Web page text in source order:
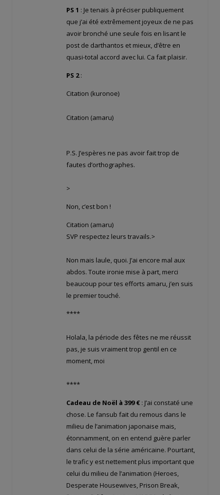
PS 1 : Je tenais à préciser publiquement
que j’ai été extrêmement joyeux de ne pas
avoir bronché une seule fois en lisant le
post de darthantos et mieux, d’être en
quasi-total accord avec lui. Ca fait plaisir.
PS 2:
Citation (kuronoe)
Citation (amaru)
P.S. J’espères ne pas avoir fait trop de
fautes d’orthographes.
>
Non, c’est bon !
Citation (amaru)
SVP respectez leurs travails.>
Non mais laule, quoi. J’ai encore mal aux
abdos. Toute ironie mise à part, merci
beaucoup pour tes efforts amaru, j’en suis
le premier touché.
****
Holala, la période des fêtes ne me réussit
pas, je suis vraiment trop gentil en ce
moment, moi
****
Cadeau de Noël à 399 € : J’ai constaté une
chose. Le fansub fait du remous dans le
milieu de l’animation japonaise mais,
étonnamment, on en entend guère parler
dans celui de la série américaine. Pourtant,
le trafic y est nettement plus important que
celui du milieu de l’animation (Heroes,
Desperate Housewives, Prison Break,